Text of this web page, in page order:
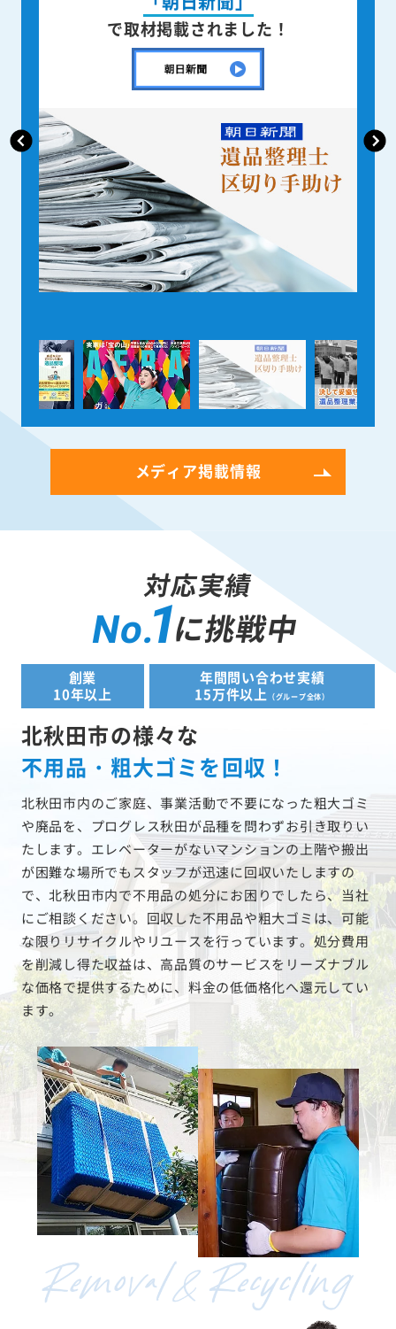
企業情報誌
「月刊CENTURY」
で取材掲載されました！
メディア掲載情報
対応実績
No.1に挑戦中
創業
10年以上
年間問い合わせ実績
15万件以上
（グループ全体）
北秋田市の様々な
不用品・粗大ゴミを回収！
北秋田市内のご家庭、事業活動で不要になった粗大ゴミ
や廃品を、プログレス秋田が品種を問わずお引き取りい
たします。エレベーターがないマンションの上階や搬出
が困難な場所でもスタッフが迅速に回収いたしますの
で、北秋田市内で不用品の処分にお困りでしたら、当社
にご相談ください。回収した不用品や粗大ゴミは、可能
な限りリサイクルやリユースを行っています。処分費用
を削減し得た収益は、高品質のサービスをリーズナブル
な価格で提供するために、料金の低価格化へ還元してい
ます。